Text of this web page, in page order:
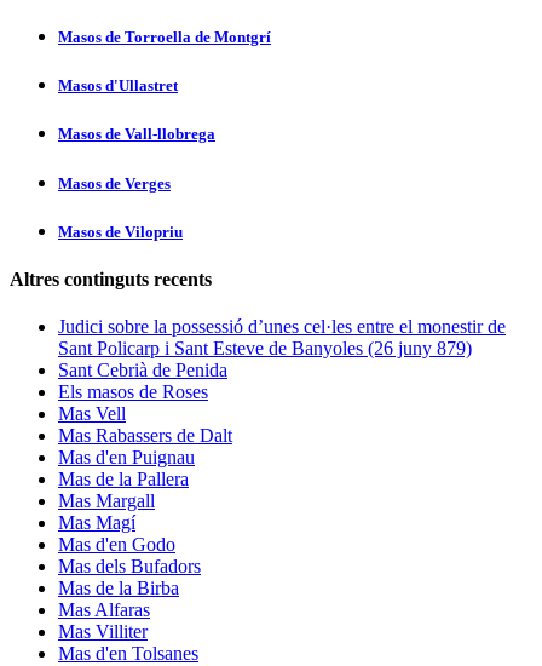
Masos de Torroella de Montgrí­
Masos d'Ullastret
Masos de Vall-llobrega
Masos de Verges
Masos de Vilopriu
Altres continguts recents
Judici sobre la possessió d’unes cel·les entre el monestir de
Sant Policarp i Sant Esteve de Banyoles (26 juny 879)
Sant Cebrià de Penida
Els masos de Roses
Mas Vell
Mas Rabassers de Dalt
Mas d'en Puignau
Mas de la Pallera
Mas Margall
Mas Magí
Mas d'en Godo
Mas dels Bufadors
Mas de la Birba
Mas Alfaras
Mas Villiter
Mas d'en Tolsanes